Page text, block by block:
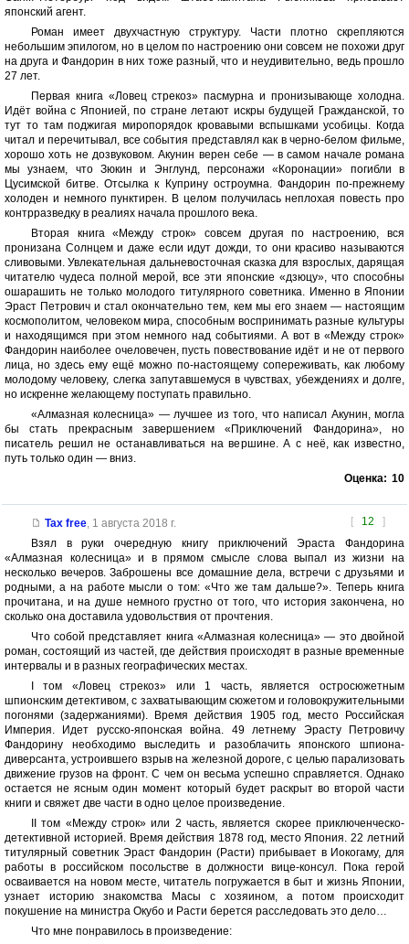
японский агент.
Роман имеет двухчастную структуру. Части плотно скрепляются
небольшим эпилогом, но в целом по настроению они совсем не похожи друг
на друга и Фандорин в них тоже разный, что и неудивительно, ведь прошло
27 лет.
Первая книга «Ловец стрекоз» пасмурна и пронизывающе холодна.
Идёт война с Японией, по стране летают искры будущей Гражданской, то
тут то там поджигая миропорядок кровавыми вспышками усобицы. Когда
читал и перечитывал, все события представлял как в черно-белом фильме,
хорошо хоть не дозвуковом. Акунин верен себе — в самом начале романа
мы узнаем, что Зюкин и Энглунд, персонажи «Коронации» погибли в
Цусимской битве. Отсылка к Куприну остроумна. Фандорин по-прежнему
холоден и немного пунктирен. В целом получилась неплохая повесть про
контрразведку в реалиях начала прошлого века.
Вторая книга «Между строк» совсем другая по настроению, вся
пронизана Солнцем и даже если идут дожди, то они красиво называются
сливовыми. Увлекательная дальневосточная сказка для взрослых, дарящая
читателю чудеса полной мерой, все эти японские «дзюцу», что способны
ошарашить не только молодого титулярного советника. Именно в Японии
Эраст Петрович и стал окончательно тем, кем мы его знаем — настоящим
космополитом, человеком мира, способным воспринимать разные культуры
и находящимся при этом немного над событиями. А вот в «Между строк»
Фандорин наиболее очеловечен, пусть повествование идёт и не от первого
лица, но здесь ему ещё можно по-настоящему сопереживать, как любому
молодому человеку, слегка запутавшемуся в чувствах, убеждениях и долге,
но искренне желающему поступать правильно.
«Алмазная колесница» — лучшее из того, что написал Акунин, могла
бы стать прекрасным завершением «Приключений Фандорина», но
писатель решил не останавливаться на вершине. А с неё, как известно,
путь только один — вниз.
Оценка: 10
[ 12 ]
Tax free, 1 августа 2018 г.
Взял в руки очередную книгу приключений Эраста Фандорина
«Алмазная колесница» и в прямом смысле слова выпал из жизни на
несколько вечеров. Заброшены все домашние дела, встречи с друзьями и
родными, а на работе мысли о том: «Что же там дальше?». Теперь книга
прочитана, и на душе немного грустно от того, что история закончена, но
сколько она доставила удовольствия от прочтения.
Что собой представляет книга «Алмазная колесница» — это двойной
роман, состоящий из частей, где действия происходят в разные временные
интервалы и в разных географических местах.
I том «Ловец стрекоз» или 1 часть, является остросюжетным
шпионским детективом, с захватывающим сюжетом и головокружительными
погонями (задержаниями). Время действия 1905 год, место Российская
Империя. Идет русско-японская война. 49 летнему Эрасту Петровичу
Фандорину необходимо выследить и разоблачить японского шпиона-
диверсанта, устроившего взрыв на железной дороге, с целью парализовать
движение грузов на фронт. С чем он весьма успешно справляется. Однако
остается не ясным один момент который будет раскрыт во второй части
книги и свяжет две части в одно целое произведение.
II том «Между строк» или 2 часть, является скорее приключенческо-
детективной историей. Время действия 1878 год, место Япония. 22 летний
титулярный советник Эраст Фандорин (Расти) прибывает в Иокогаму, для
работы в российском посольстве в должности вице-консул. Пока герой
осваивается на новом месте, читатель погружается в быт и жизнь Японии,
узнает историю знакомства Масы с хозяином, а потом происходит
покушение на министра Окубо и Расти берется расследовать это дело…
Что мне понравилось в произведение: